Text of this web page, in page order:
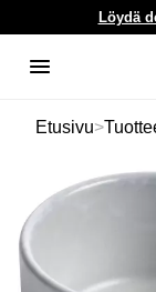
Löydä
Etusivu>